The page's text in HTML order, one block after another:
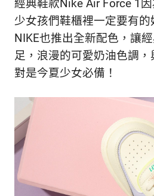
經典鞋款Nike Air Force 1
少女孩們鞋櫃裡一定要有
NIKE也推出全新配色，讓
足，浪漫的可愛奶油色調
對是今夏少女必備！